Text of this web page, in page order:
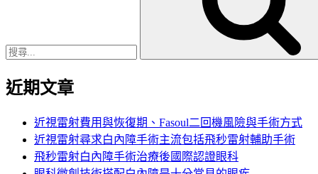
近期文章
近視雷射費用與恢復期、Fasoul二回機風險與手術方式
近視雷射尋求白內障手術主流包括飛秒雷射輔助手術
飛秒雷射白內障手術治療後國際認證眼科